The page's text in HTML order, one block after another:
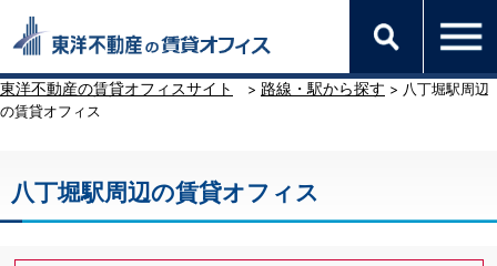
東洋不動産の賃貸オフィスサイト > 路線・駅から探す > 八丁堀駅周辺
の賃貸オフィス
八丁堀駅周辺の賃貸オフィス